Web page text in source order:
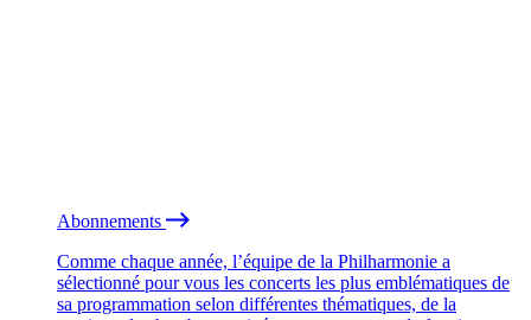
Abonnements
Comme chaque année, l’équipe de la Philharmonie a
sélectionné pour vous les concerts les plus emblématiques de
sa programmation selon différentes thématiques, de la